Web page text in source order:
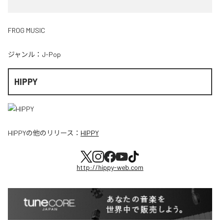
FROG MUSIC
ジャンル： J-Pop
HIPPY
HIPPYの他のリリース： HIPPY
http://hippy-web.com